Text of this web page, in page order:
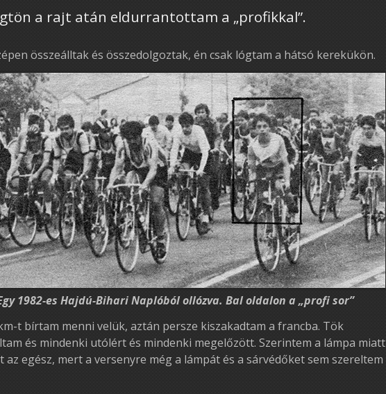
a rajt atán eldurrantottam a „profikkal”.
összeálltak és összedolgoztak, én csak lógtam a hátsó kerekükön.
1982-es Hajdú-Bihari Naplóból ollózva. Bal oldalon a „profi sor”
t bírtam menni velük, aztán persze kiszakadtam a francba. Tök
és mindenki utólért és mindenki megelőzött. Szerintem a lámpa miatt
az egész, mert a versenyre még a lámpát és a sárvédőket sem szereltem